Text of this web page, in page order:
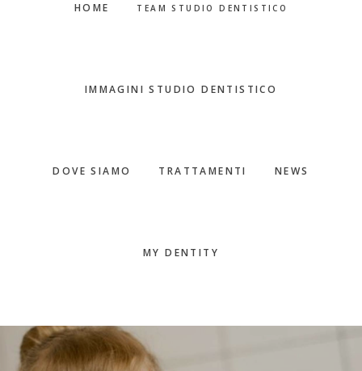
HOME TEAM STUDIO DENTISTICO
IMMAGINI STUDIO DENTISTICO
DOVE SIAMO TRATTAMENTI NEWS
MY DENTITY